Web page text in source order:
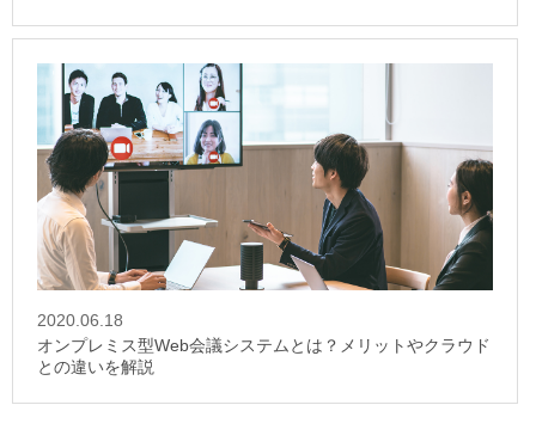
2020.06.18
オンプレミス型Web会議システムとは？メリットやクラウド
との違いを解説